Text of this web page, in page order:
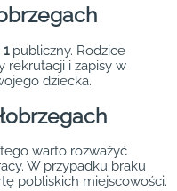
1publiczny. Rodzice
rekrutacji i zapisy w
dziecka.
warto rozważyć
W przypadku braku
pobliskich miejscowości.